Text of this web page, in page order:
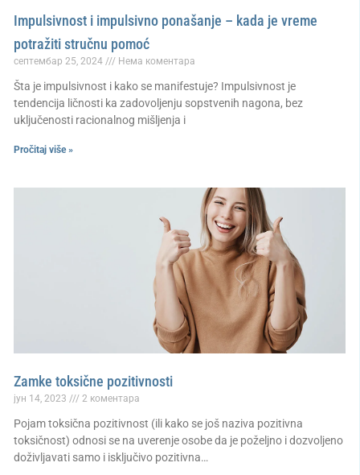
Impulsivnost i impulsivno ponašanje – kada je vreme
potražiti stručnu pomoć
септембар 25, 2024 Нема коментара
Šta je impulsivnost i kako se manifestuje? Impulsivnost je
tendencija ličnosti ka zadovoljenju sopstvenih nagona, bez
uključenosti racionalnog mišljenja i
Pročitaj više »
Zamke toksične pozitivnosti
јун 14, 2023 2 коментара
Pojam toksična pozitivnost (ili kako se još naziva pozitivna
toksičnost) odnosi se na uverenje osobe da je poželjno i dozvoljeno
doživljavati samo i isključivo pozitivna…